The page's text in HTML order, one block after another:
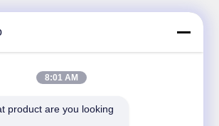
para obtener descuentos y
8:01 AM
product are you looking